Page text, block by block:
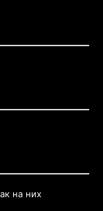
на них